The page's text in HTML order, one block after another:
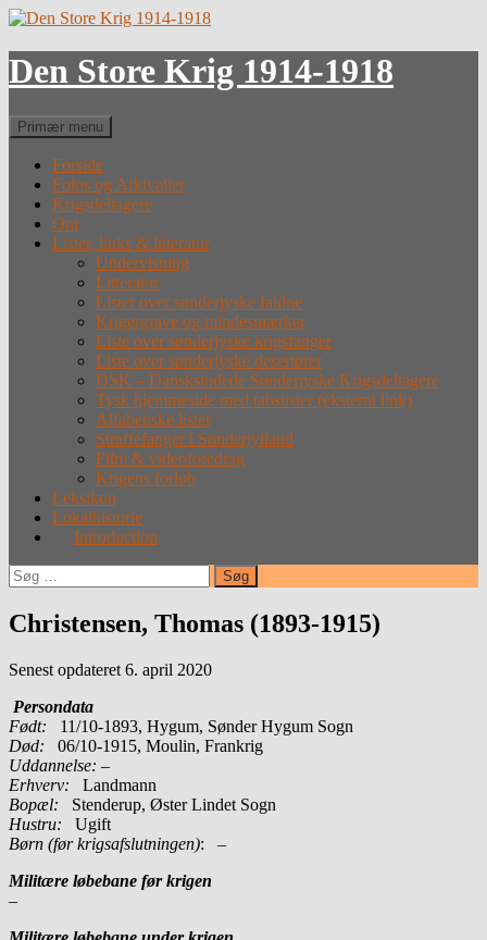
Hop
indhold
Den Store Krig 1914-1918
Søg
Primær menu
Forside
Fotos og Arkivalier
Krigsdeltagere
Om
Lister, links & litteratur
Undervisning
Litteratur
Lister over sønderjyske faldne
Krigergrave og mindesmærker
Liste over sønderjyske krigsfanger
Liste over sønderjyske desertører
DSK – Dansksindede Sønderjyske Krigsdeltagere
Tysk hjemmeside med tabslister (eksternt link)
Alfabetiske lister
Straffefanger i Sønderjylland
Film & videoforedrag
Krigens forløb
Leksikon
Lokalhistorie
Introduction
Søg
efter:
Christensen, Thomas (1893-1915)
Senest opdateret 6. april 2020
Persondata
Født: 11/10-1893, Hygum, Sønder Hygum Sogn
Død: 06/10-1915, Moulin, Frankrig
Uddannelse: –
Erhverv: Landmann
Bopæl: Stenderup, Øster Lindet Sogn
Hustru: Ugift
Børn (før krigsafslutningen): –
Militære løbebane før krigen
–